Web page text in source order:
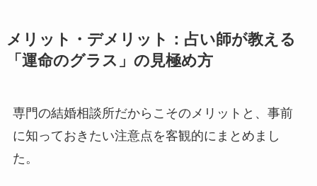
メリット・デメリット：占い師が教える
「運命のグラス」の見極め方
専門の結婚相談所だからこそのメリットと、事前
に知っておきたい注意点を客観的にまとめまし
た。